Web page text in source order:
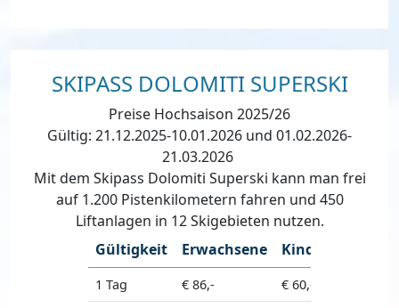
SKIPASS DOLOMITI SUPERSKI
Preise Hochsaison 2025/26
Gültig: 21.12.2025-10.01.2026 und 01.02.2026-
21.03.2026
Mit dem Skipass Dolomiti Superski kann man frei
auf 1.200 Pistenkilometern fahren und 450
Liftanlagen in 12 Skigebieten nutzen.
Gültigkeit
Erwachsene Kinder
1 Tag € 86,- € 60,-